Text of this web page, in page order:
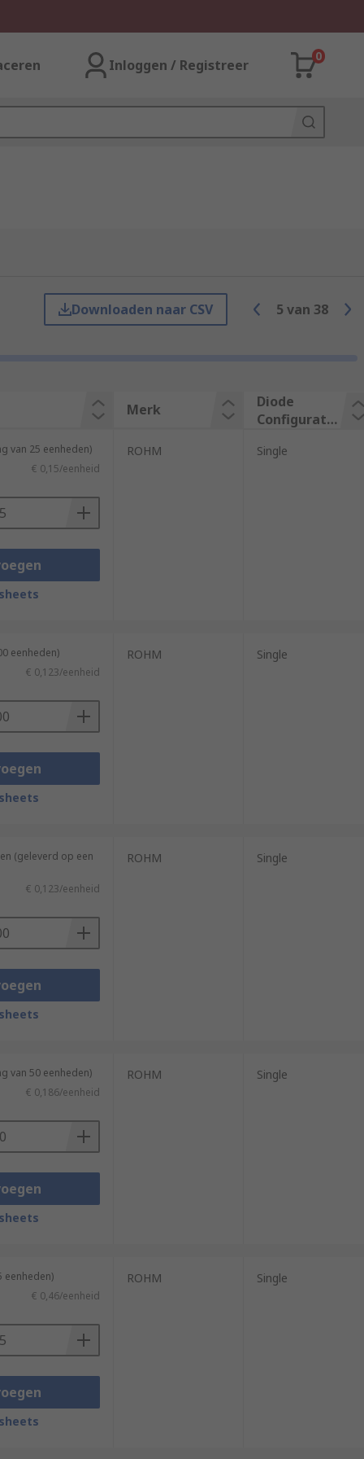
Inloggen / Registreer
0
Downloaden naar CSV 5 van 38
Merk
Diode
Configuratio
van 25 eenheden)
€ 0,15/eenheid
ROHM Single
eenheden)
€ 0,123/eenheid
ROHM Single
(geleverd op een
€ 0,123/eenheid
ROHM Single
van 50 eenheden)
€ 0,186/eenheid
ROHM Single
eenheden)
€ 0,46/eenheid
ROHM Single